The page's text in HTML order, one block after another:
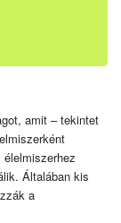
amit – tekintet
Általában kis
a